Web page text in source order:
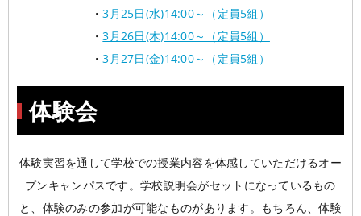
・3月25日(水)14:00～（定員5組）
・3月26日(木)14:00～（定員5組）
・3月27日(金)14:00～（定員5組）
体験会
体験実習を通して学校での授業内容を体感していただけるオー
プンキャンパスです。学校説明会がセットになっているもの
と、体験のみの参加が可能なものがあります。もちろん、体験